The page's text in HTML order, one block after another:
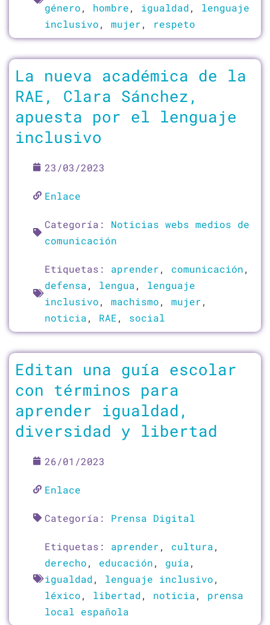
género, hombre, igualdad, lenguaje
inclusivo, mujer, respeto
La nueva académica de la
RAE, Clara Sánchez,
apuesta por el lenguaje
inclusivo
23/03/2023
Enlace
Categoría: Noticias webs medios de
comunicación
Etiquetas: aprender, comunicación,
defensa, lengua, lenguaje
inclusivo, machismo, mujer,
noticia, RAE, social
Editan una guía escolar
con términos para
aprender igualdad,
diversidad y libertad
26/01/2023
Enlace
Categoría: Prensa Digital
Etiquetas: aprender, cultura,
derecho, educación, guía,
igualdad, lenguaje inclusivo,
léxico, libertad, noticia, prensa
local española